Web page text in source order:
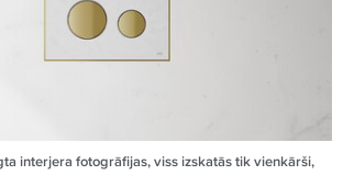
interjera fotogrāfijas, viss izskatās tik vienkārši,